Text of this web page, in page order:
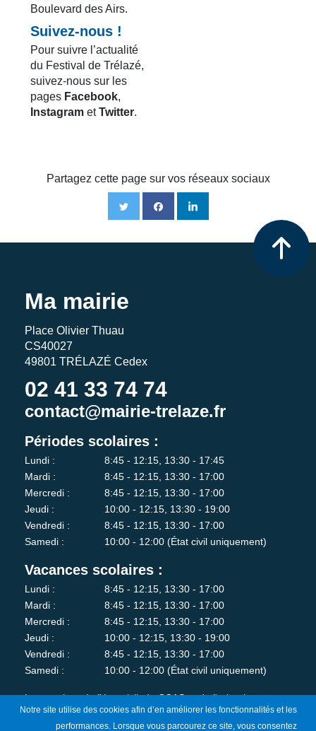
Boulevard des Airs.
Suivez-nous !
Pour suivre l’actualité
du Festival de Trélazé,
suivez-nous sur les
pages Facebook,
Instagram etTwitter.
Partagez cette page sur vos réseaux sociaux
Ma mairie
Place Olivier Thuau
CS40027
49801 TRÉLAZÉ Cedex
02 41 33 74 74
contact@mairie-trelaze.fr
Périodes scolaires :
Lundi :
8:45 - 12:15, 13:30 - 17:45
Mardi :
8:45 - 12:15, 13:30 - 17:00
Mercredi :
8:45 - 12:15, 13:30 - 17:00
Jeudi :
10:00 - 12:15, 13:30 - 19:00
Vendredi :
8:45 - 12:15, 13:30 - 17:00
Samedi :
10:00 - 12:00 (État civil uniquement)
Vacances scolaires :
Lundi :
8:45 - 12:15, 13:30 - 17:00
Mardi :
8:45 - 12:15, 13:30 - 17:00
Mercredi :
8:45 - 12:15, 13:30 - 17:00
Jeudi :
10:00 - 12:15, 13:30 - 19:00
Vendredi :
8:45 - 12:15, 13:30 - 17:00
Samedi :
10:00 - 12:00 (État civil uniquement)
Les services de l'état-civil, du CCAS et de l'urbanisme sont
fermés au public le lundi matin.
Notre site utilise des cookies afin d’en améliorer les fonctionnalités et les
performances. Lorsque vous parcourez ce site, vous consentez